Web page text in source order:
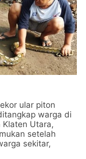
ular piton
warga di
Klaten Utara,
setelah
sekitar,